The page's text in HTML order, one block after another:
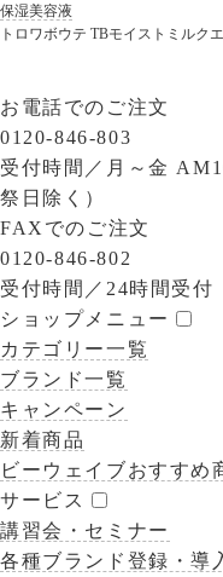
保湿美容液
トロワボウテ TBモイストミルク
お電話でのご注文
0120-846-803
受付時間／ 月～金
祭日除く）
FAXでのご注文
0120-846-802
受付時間／ 24時間受付
ショップメニュー
カテゴリー一覧
ブランド一覧
キャンペーン
新着商品
ビーウェイブおすすめ
サービス
講習会・セミナー
各種ブランド登録・導